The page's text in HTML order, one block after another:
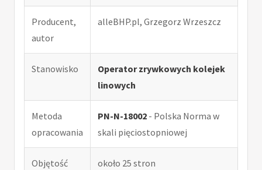
Producent,
autor
alleBHP.pl, Grzegorz Wrzeszcz
Stanowisko
Operator zrywkowych kolejek
linowych
Metoda
opracowania
PN-N-18002 - Polska Norma w
skali pięciostopniowej
Objętość około 25 stron